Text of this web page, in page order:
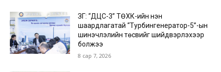
ЗГ: “ДЦС-3” ТӨХК-ийн нэн
шаардлагатай “Турбингенератор-5”-ын
шинэчлэлийн төсвийг шийдвэрлэхээр
болжээ
8 сар 7, 2026